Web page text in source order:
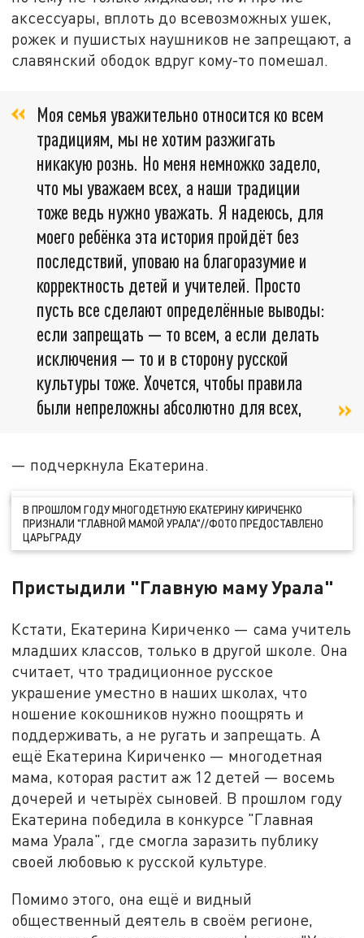
аксессуары, вплоть до всевозможных ушек,
рожек и пушистых наушников не запрещают, а
славянский ободок вдруг кому-то помешал.
Моя семья уважительно относится ко всем
традициям, мы не хотим разжигать
никакую рознь. Но меня немножко задело,
что мы уважаем всех, а наши традиции
тоже ведь нужно уважать. Я надеюсь, для
моего ребёнка эта история пройдёт без
последствий, уповаю на благоразумие и
корректность детей и учителей. Просто
пусть все сделают определённые выводы:
если запрещать — то всем, а если делать
исключения — то и в сторону русской
культуры тоже. Хочется, чтобы правила
были непреложны абсолютно для всех,
— подчеркнула Екатерина.
В ПРОШЛОМ ГОДУ МНОГОДЕТНУЮ ЕКАТЕРИНУ КИРИЧЕНКО
ПРИЗНАЛИ "ГЛАВНОЙ МАМОЙ УРАЛА"//ФОТО ПРЕДОСТАВЛЕНО
ЦАРЬГРАДУ
Пристыдили "Главную маму Урала"
Кстати, Екатерина Кириченко — сама учитель
младших классов, только в другой школе. Она
считает, что традиционное русское
украшение уместно в наших школах, что
ношение кокошников нужно поощрять и
поддерживать, а не ругать и запрещать. А
ещё Екатерина Кириченко — многодетная
мама, которая растит аж 12 детей — восемь
дочерей и четырёх сыновей. В прошлом году
Екатерина победила в конкурсе "Главная
мама Урала", где смогла заразить публику
своей любовью к русской культуре.
Помимо этого, она ещё и видный
общественный деятель в своём регионе,